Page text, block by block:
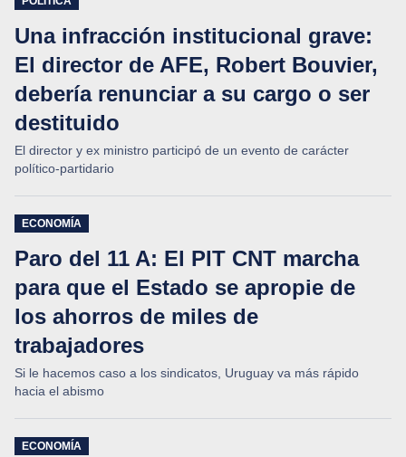
Una infracción institucional grave:
El director de AFE, Robert Bouvier,
debería renunciar a su cargo o ser
destituido
El director y ex ministro participó de un evento de carácter
político-partidario
ECONOMÍA
Paro del 11 A: El PIT CNT marcha
para que el Estado se apropie de
los ahorros de miles de
trabajadores
Si le hacemos caso a los sindicatos, Uruguay va más rápido
hacia el abismo
ECONOMÍA